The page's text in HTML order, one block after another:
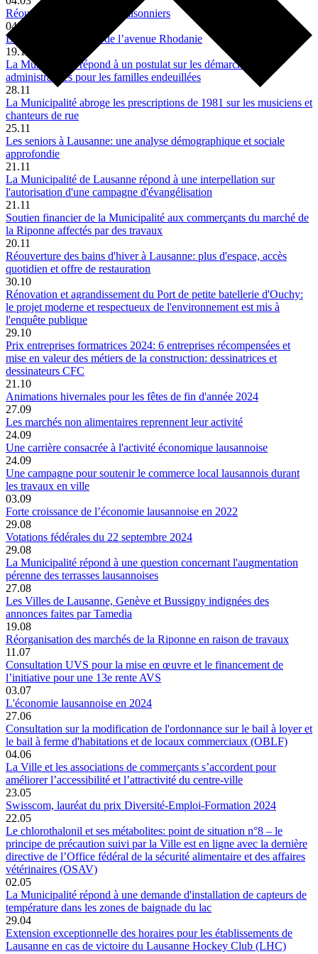
Réouverture des marchés saisonniers
04.02
La Ville sauve l’hôtel de l’avenue Rhodanie
19.12
La Municipalité répond à un postulat sur les démarches
administratives pour les familles endeuillées
28.11
La Municipalité abroge les prescriptions de 1981 sur les musiciens et
chanteurs de rue
25.11
Les seniors à Lausanne: une analyse démographique et sociale
approfondie
21.11
La Municipalité de Lausanne répond à une interpellation sur
l'autorisation d'une campagne d'évangélisation
21.11
Soutien financier de la Municipalité aux commerçants du marché de
la Riponne affectés par des travaux
20.11
Réouverture des bains d'hiver à Lausanne: plus d'espace, accès
quotidien et offre de restauration
30.10
Rénovation et agrandissement du Port de petite batellerie d'Ouchy:
le projet moderne et respectueux de l'environnement est mis à
l'enquête publique
29.10
Prix entreprises formatrices 2024: 6 entreprises récompensées et
mise en valeur des métiers de la construction: dessinatrices et
dessinateurs CFC
21.10
Animations hivernales pour les fêtes de fin d'année 2024
27.09
Les marchés non alimentaires reprennent leur activité
24.09
Une carrière consacrée à l'activité économique lausannoise
24.09
Une campagne pour soutenir le commerce local lausannois durant
les travaux en ville
03.09
Forte croissance de l’économie lausannoise en 2022
29.08
Votations fédérales du 22 septembre 2024
29.08
La Municipalité répond à une question concernant l'augmentation
pérenne des terrasses lausannoises
27.08
Les Villes de Lausanne, Genève et Bussigny indignées des
annonces faites par Tamedia
19.08
Réorganisation des marchés de la Riponne en raison de travaux
11.07
Consultation UVS pour la mise en œuvre et le financement de
l’initiative pour une 13e rente AVS
03.07
L'économie lausannoise en 2024
27.06
Consultation sur la modification de l'ordonnance sur le bail à loyer et
le bail à ferme d'habitations et de locaux commerciaux (OBLF)
04.06
La Ville et les associations de commerçants s’accordent pour
améliorer l’accessibilité et l’attractivité du centre-ville
23.05
Swisscom, lauréat du prix Diversité-Emploi-Formation 2024
22.05
Le chlorothalonil et ses métabolites: point de situation n°8 – le
principe de précaution suivi par la Ville est en ligne avec la dernière
directive de l’Office fédéral de la sécurité alimentaire et des affaires
vétérinaires (OSAV)
02.05
La Municipalité répond à une demande d'installation de capteurs de
température dans les zones de baignade du lac
29.04
Extension exceptionnelle des horaires pour les établissements de
Lausanne en cas de victoire du Lausanne Hockey Club (LHC)